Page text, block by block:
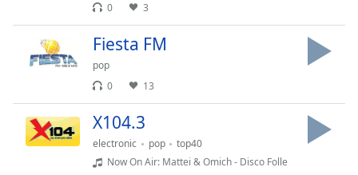
dialog
window.
0
3
Fiesta FM
pop
0
13
X104.3
electronic pop
top40
Now On Air: Mattei & Omich - Disco Folle